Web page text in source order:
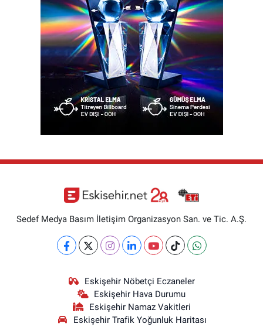
Sedef Medya Basım İletişim Organizasyon San. ve Tic. A.Ş.
Eskişehir Nöbetçi Eczaneler
Eskişehir Hava Durumu
Eskişehir Namaz Vakitleri
Eskişehir Trafik Yoğunluk Haritası